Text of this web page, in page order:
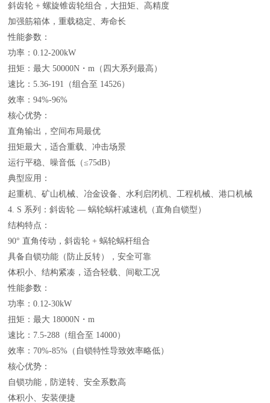
斜齿轮 + 螺旋锥齿轮组合，大扭矩、高精度
加强筋箱体，重载稳定、寿命长
性能参数：
功率：0.12-200kW
扭矩：最大 50000N・m（四大系列最高）
速比：5.36-191（组合至 14526）
效率：94%-96%
核心优势：
直角输出，空间布局最优
扭矩最大，适合重载、冲击场景
运行平稳、噪音低（≤75dB）
典型应用：
起重机、矿山机械、冶金设备、水利启闭机、工程机械、港口机械
4. S 系列：斜齿轮 — 蜗轮蜗杆减速机（直角自锁型）
结构特点：
90° 直角传动，斜齿轮 + 蜗轮蜗杆组合
具备自锁功能（防止反转），安全可靠
体积小、结构紧凑，适合轻载、间歇工况
性能参数：
功率：0.12-30kW
扭矩：最大 18000N・m
速比：7.5-288（组合至 14000）
效率：70%-85%（自锁特性导致效率略低）
核心优势：
自锁功能，防逆转、安全系数高
体积小、安装便捷